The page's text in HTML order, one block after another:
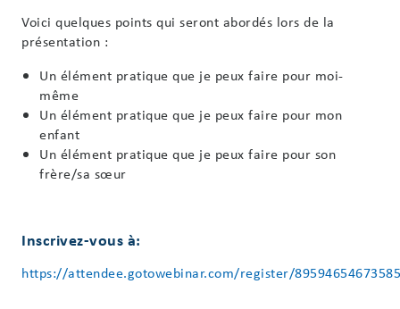
Voici quelques points qui seront abordés lors de la
présentation :
Un élément pratique que je peux faire pour moi-
même
Un élément pratique que je peux faire pour mon
enfant
Un élément pratique que je peux faire pour son
frère/sa sœur
Inscrivez-vous à:
https://attendee.gotowebinar.com/register/